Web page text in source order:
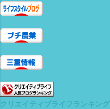
クリエイティブライフランキング